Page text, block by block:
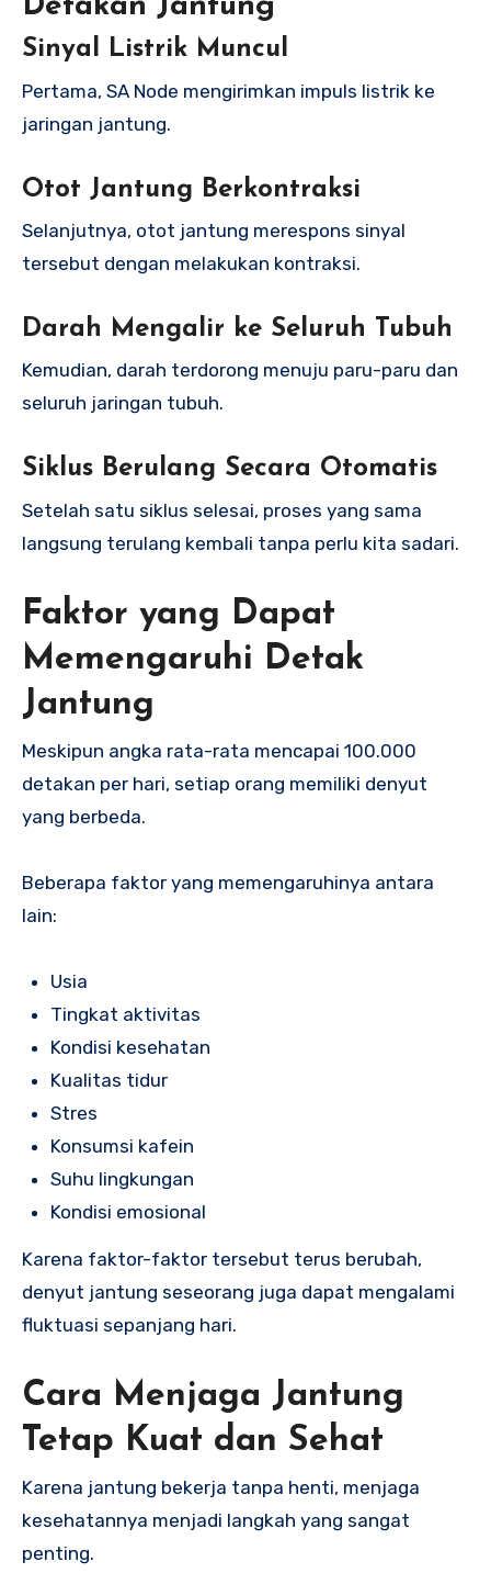
Detakan Jantung
Sinyal Listrik Muncul
Pertama, SA Node mengirimkan impuls listrik ke
jaringan jantung.
Otot Jantung Berkontraksi
Selanjutnya, otot jantung merespons sinyal
tersebut dengan melakukan kontraksi.
Darah Mengalir ke Seluruh Tubuh
Kemudian, darah terdorong menuju paru-paru dan
seluruh jaringan tubuh.
Siklus Berulang Secara Otomatis
Setelah satu siklus selesai, proses yang sama
langsung terulang kembali tanpa perlu kita sadari.
Faktor yang Dapat
Memengaruhi Detak
Jantung
Meskipun angka rata-rata mencapai 100.000
detakan per hari, setiap orang memiliki denyut
yang berbeda.
Beberapa faktor yang memengaruhinya antara
lain:
Usia
Tingkat aktivitas
Kondisi kesehatan
Kualitas tidur
Stres
Konsumsi kafein
Suhu lingkungan
Kondisi emosional
Karena faktor-faktor tersebut terus berubah,
denyut jantung seseorang juga dapat mengalami
fluktuasi sepanjang hari.
Cara Menjaga Jantung
Tetap Kuat dan Sehat
Karena jantung bekerja tanpa henti, menjaga
kesehatannya menjadi langkah yang sangat
penting.